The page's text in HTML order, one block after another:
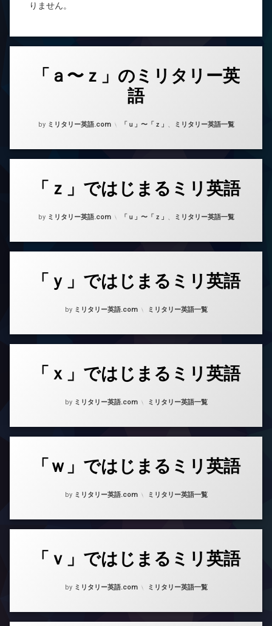
りません。
「ａ〜ｚ」のミリタリー英
語
Posted on 2023年8月17日
Updated on 2025年9月21日
by ミリタリー英語.com カテゴリー:
「ｕ」〜「ｚ」 、 ミリタリー英語一覧
「ｚ」ではじまるミリ英語
Posted on 2023年8月14日
Updated on 2023年8月15日
by ミリタリー英語.com カテゴリー:
「ｕ」〜「ｚ」 、 ミリタリー英語一覧
「ｙ」ではじまるミリ英語
Posted on 2023年8月14日
Updated on 2023年8月15日
by ミリタリー英語.com カテゴリー:
ミリタリー英語一覧
「ｘ」ではじまるミリ英語
Posted on 2023年8月14日
Updated on 2023年8月15日
by ミリタリー英語.com カテゴリー:
ミリタリー英語一覧
「ｗ」ではじまるミリ英語
Posted on 2023年8月14日
Updated on 2023年8月15日
by ミリタリー英語.com カテゴリー:
ミリタリー英語一覧
「ｖ」ではじまるミリ英語
Posted on 2023年8月14日
Updated on 2023年8月15日
by ミリタリー英語.com カテゴリー:
ミリタリー英語一覧